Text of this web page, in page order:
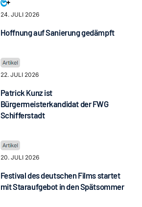
24. JULI 2026
Hoffnung auf Sanierung gedämpft
22. JULI 2026
Patrick Kunz ist
Bürgermeisterkandidat der FWG
Schifferstadt
20. JULI 2026
Festival des deutschen Films startet
mit Staraufgebot in den Spätsommer